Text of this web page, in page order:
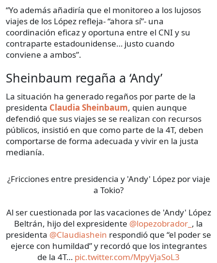
“Yo además añadiría que el monitoreo a los lujosos
viajes de los López refleja- “ahora sí”- una
coordinación eficaz y oportuna entre el CNI y su
contraparte estadounidense… justo cuando
conviene a ambos”.
Sheinbaum regaña a ‘Andy’
La situación ha generado regaños por parte de la
presidenta Claudia Sheinbaum, quien aunque
defendió que sus viajes se se realizan con recursos
públicos, insistió en que como parte de la 4T, deben
comportarse de forma adecuada y vivir en la justa
medianía.
¿Fricciones entre presidencia y 'Andy' López por viaje
a Tokio?
Al ser cuestionada por las vacaciones de 'Andy' López
Beltrán, hijo del expresidente @lopezobrador_ , la
presidenta @Claudiashein respondió que “el poder se
ejerce con humildad” y recordó que los integrantes
de la 4T… pic.twitter.com/MpyVjaSoL3